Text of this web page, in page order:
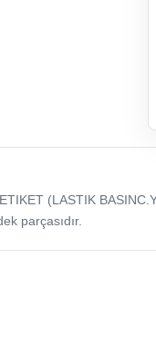
(LASTIK
parçasıdır.